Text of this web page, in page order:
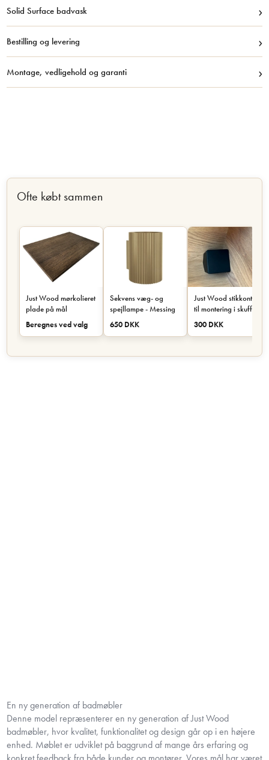
Solid Surface badvask ›
Bestilling og levering ›
Montage, vedligehold og garanti ›
Ofte købt sammen
Just Wood mørkolieret
plade på mål
Beregnes ved valg
Sekvens væg- og
spejllampe - Messing
650 DKK
Just Wood stikkontakt
til montering i skuffe
eller skab - Sort
300 DKK
En ny generation af badmøbler
Denne model repræsenterer en ny generation af Just Wood
badmøbler, hvor kvalitet, funktionalitet og design går op i en højere
enhed. Møblet er udviklet på baggrund af mange års erfaring og